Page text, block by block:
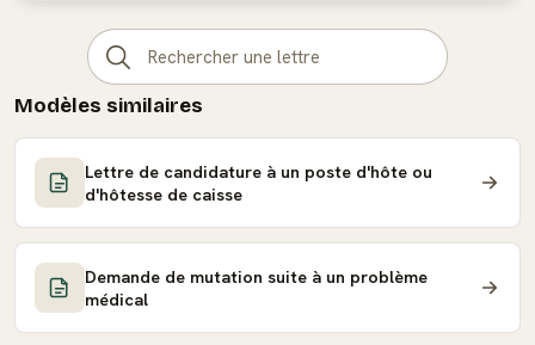
Modèles similaires
Lettre de candidature à un poste d'hôte ou
d'hôtesse de caisse
Demande de mutation suite à un problème
médical